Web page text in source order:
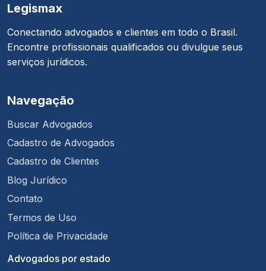
Legismax
Conectando advogados e clientes em todo o Brasil.
Encontre profissionais qualificados ou divulgue seus
serviços jurídicos.
Navegação
Buscar Advogados
Cadastro de Advogados
Cadastro de Clientes
Blog Jurídico
Contato
Termos de Uso
Política de Privacidade
Advogados por estado